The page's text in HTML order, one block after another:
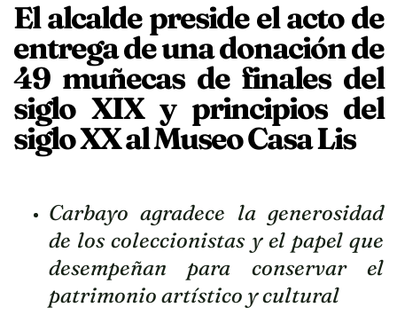
El alcalde preside el acto de
entrega de una donación de
49 muñecas de finales del
siglo XIX y principios del
siglo XX al Museo Casa Lis
Carbayo agradece la generosidad
de los coleccionistas y el papel que
desempeñan para conservar el
patrimonio artístico y cultural